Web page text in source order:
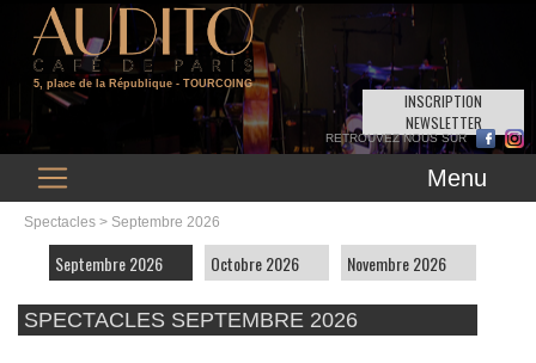
5, place de la République - TOURCOING
INSCRIPTION
NEWSLETTER
Menu
Spectacles > Septembre 2026
Septembre 2026 Octobre 2026 Novembre 2026
SPECTACLES SEPTEMBRE 2026